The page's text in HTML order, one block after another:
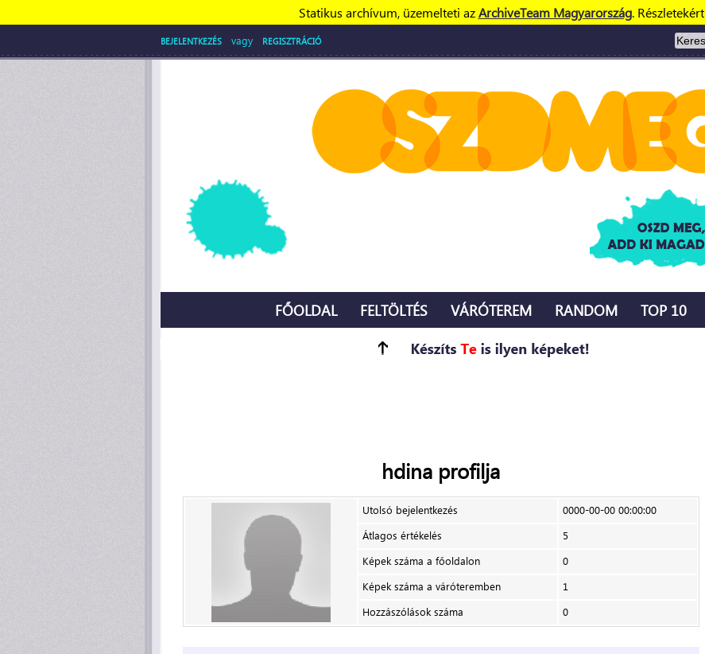
Statikus archívum, üzemelteti azArchiveTeam Magyarország. Részletekért
BEJELENTKEZÉS vagy REGISZTRÁCIÓ
FŐOLDAL FELTÖLTÉS VÁRÓTEREM RANDOM TOP 10
hdina profilja
Utolsó bejelentkezés
0000-00-00 00:00:00
Átlagos értékelés
5
Képek száma a főoldalon
0
Képek száma a váróteremben
1
Hozzászólások száma
0